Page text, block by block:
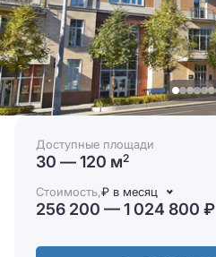
Доступные площади
30 — 120 м2
Стоимость,₽ в месяц
256 200 — 1 024 800 ₽